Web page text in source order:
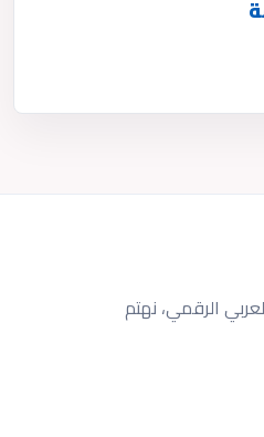
الرقمي، نهتم